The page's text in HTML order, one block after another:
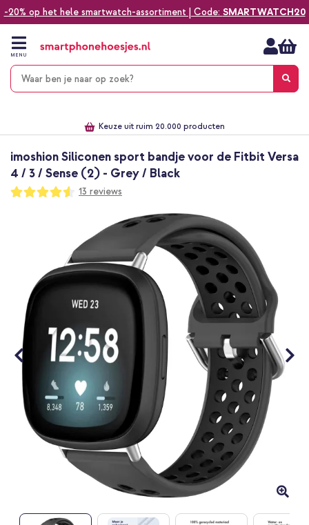
-20% op het hele smartwatch-assortiment | Code: SMARTWATCH20
naar
inhoud
MENU
Keuze uit ruim 20.000 producten
imoshion Siliconen sport bandje voor de Fitbit Versa
4 / 3 / Sense (2) - Grey / Black
Waardering:
91
100
13 reviews
afbeeldingen-
gallerij